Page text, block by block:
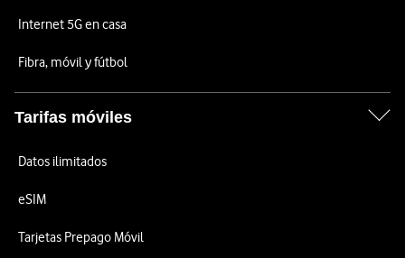
Internet 5G en casa
Fibra, móvil y fútbol
Tarifas móviles
Datos ilimitados
eSIM
Tarjetas Prepago Móvil